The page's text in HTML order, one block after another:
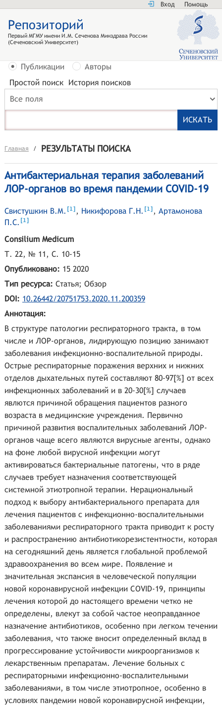
Вход Помощь
Репозиторий
Первый МГМУ имени И.М. Сеченова Минздрава России
(Сеченовский Университет)
Публикации
Авторы
Простой поиск История поисков
Все поля
Главная / РЕЗУЛЬТАТЫ ПОИСКА
Антибактериальная терапия заболеваний
ЛОР-органов во время пандемии COVID-19
Свистушкин В.М. [1] , Никифорова Г.Н. [1] , Артамонова
П.С. [1]
Consilium Medicum
Т. 22, № 11, С. 10-15
Опубликовано: 15 2020
Тип ресурса: Статья; Обзор
DOI: 10.26442/20751753.2020.11.200359
Аннотация:
В структуре патологии респираторного тракта, в том
числе и ЛОР-органов, лидирующую позицию занимают
заболевания инфекционно-воспалительной природы.
Острые респираторные поражения верхних и нижних
отделов дыхательных путей составляют 80-97[%] от всех
инфекционных заболеваний и в 20-30[%] случаев
явлются причиной обращения пациентов разного
возраста в медицинские учреждения. Первично
причиной развития воспалительных заболеваний ЛОР-
органов чаще всего являются вирусные агенты, однако
на фоне любой вирусной инфекции могут
активироваться бактериальные патогены, что в ряде
случаев требует назначения соответствующей
системной этиотропной терапии. Нерациональный
подход к выбору антибактериального препарата для
лечения пациентов с инфекционно-воспалительными
заболеваниями респираторного тракта приводит к росту
и распространению антибиотикорезистентности, которая
на сегодняшний день является глобальной проблемой
здравоохранения во всем мире. Появление и
значительная экспансия в человеческой популяции
новой коронавирусной инфекции COVID-19, принципы
лечения которой до настоящего времени четко не
определены, влекут за собой частое неоправданное
назначение антибиотиков, особенно при легком течении
заболевания, что также вносит определенный вклад в
прогрессирование устойчивости микроорганизмов к
лекарственным препаратам. Лечение больных с
респираторными инфекционно-воспалительными
заболеваниями, в том числе этиотропное, особенно в
условиях пандемии новой коронавирусной инфекции,